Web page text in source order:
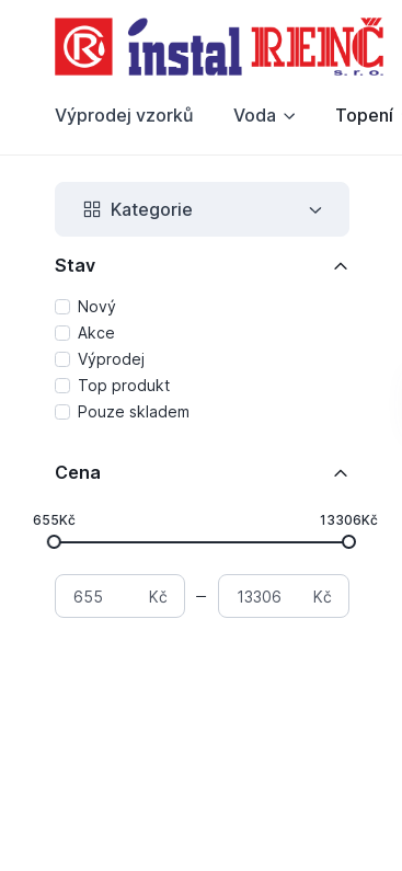
Výprodej vzorků Voda Topení
Kategorie
Stav
Nový
Akce
Výprodej
Top produkt
Pouze skladem
Cena
655Kč 13306Kč
Kč Kč